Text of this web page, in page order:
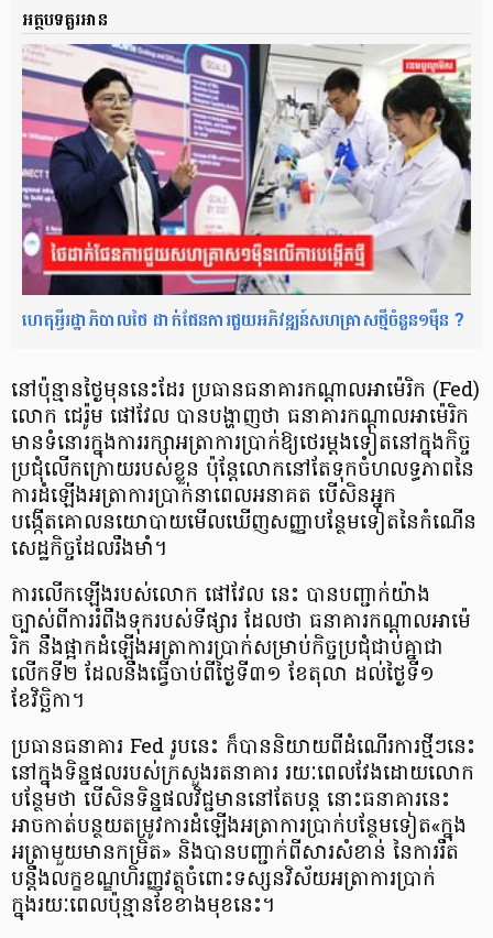
អត្ថបទគួរអាន
ហេតុអ្វីរដ្ឋាភិបាលថៃ ដាក់ផែនការជួយអភិវឌ្ឍន៍សហគ្រាសថ្មីចំនួន១ម៉ឺន ?
នៅប៉ុន្មានថ្ងៃមុននេះដែរ ប្រធានធនាគារកណ្តាលអាម៉េ​រិក (Fed)
លោក ជេរ៉ូម ផៅវែល បានបង្ហាញថា ធនាគារកណ្តាលអាម៉េរិក
មានទំនោរក្នុងការរក្សាអត្រាការប្រាក់ឱ្យថេរម្តងទៀតនៅក្នុងកិច្ច
ប្រជុំលើកក្រោយរបស់ខ្លួន ប៉ុន្តែលោកនៅតែទុកចំហលទ្ធភាពនៃ
ការដំឡើងអត្រាការប្រាក់នាពេលអនាគត បើសិនអ្នក
បង្កើតគោលនយោបាយមើលឃើញសញ្ញាបន្ថែមទៀតនៃកំណើន
សេដ្ឋកិច្ចដែលរឹងមាំ។
ការលើកឡើងរបស់លោក ផៅវែល នេះ បានបញ្ជាក់យ៉ាង
ច្បាស់ពីការរំពឹងទុករបស់ទីផ្សារ ដែលថា ធនាគារកណ្ដាលអាម៉េ​
រិក នឹងផ្អាកដំឡើងអត្រាការប្រាក់សម្រាប់កិច្ចប្រជុំជាប់គ្នាជា
លើកទី២ ដែលនឹងធ្វើចាប់ពីថ្ងៃទី៣១ ខែតុលា ដល់ថ្ងៃទី១
ខែវិច្ឆិកា។
ប្រធានធនាគារ Fed រូបនេះ ក៏បាននិយាយពីដំណើរការថ្មីៗនេះ
នៅក្នុងទិន្នផលរបស់ក្រសួងរតនាគារ រយៈពេលវែងដោយលោក
បន្ថែមថា បើសិនទិន្នផលវិជ្ជមាននៅតែបន្ត នោះធនាគារនេះ
អាចកាត់បន្ថយតម្រូវការដំឡើងអត្រាការប្រាក់បន្ថែមទៀត«ក្នុង
អត្រាមួយមានកម្រិត» និងបានបញ្ជាក់ពីសារសំខាន់ នៃការរឹត
បន្តឹងលក្ខខណ្ឌហិរញ្ញវត្ថុចំពោះទស្សនវិស័យអត្រាការប្រាក់
ក្នុងរយៈពេលប៉ុន្មានខែខាងមុខនេះ។